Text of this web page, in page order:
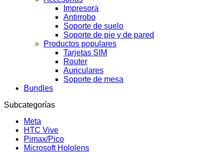
Impresora
Antirrobo
Soporte de suelo
Soporte de pie y de pared
Productos populares
Tarjetas SIM
Router
Auriculares
Soporte de mesa
Bundles
Subcategorías
Meta
HTC Vive
Pimax/Pico
Microsoft Hololens